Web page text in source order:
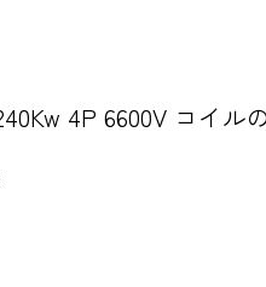
4P 6600V コイル